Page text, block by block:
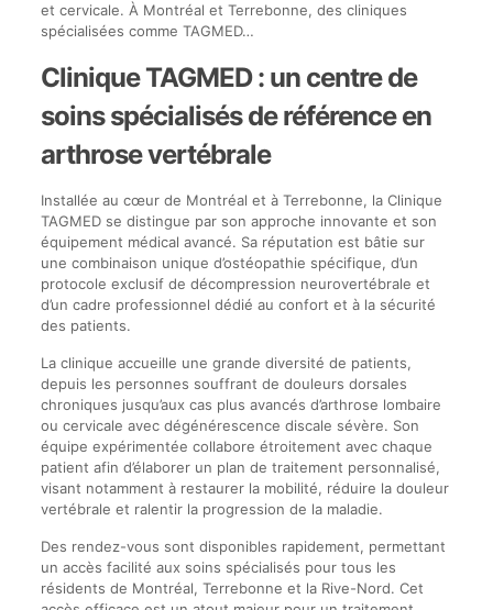
et cervicale. À Montréal et Terrebonne, des cliniques
spécialisées comme TAGMED…
Clinique TAGMED : un centre de
soins spécialisés de référence en
arthrose vertébrale
Installée au cœur de Montréal et à Terrebonne, la Clinique
TAGMED se distingue par son approche innovante et son
équipement médical avancé. Sa réputation est bâtie sur
une combinaison unique d’ostéopathie spécifique, d’un
protocole exclusif de décompression neurovertébrale et
d’un cadre professionnel dédié au confort et à la sécurité
des patients.
La clinique accueille une grande diversité de patients,
depuis les personnes souffrant de douleurs dorsales
chroniques jusqu’aux cas plus avancés d’arthrose lombaire
ou cervicale avec dégénérescence discale sévère. Son
équipe expérimentée collabore étroitement avec chaque
patient afin d’élaborer un plan de traitement personnalisé,
visant notamment à restaurer la mobilité, réduire la douleur
vertébrale et ralentir la progression de la maladie.
Des rendez-vous sont disponibles rapidement, permettant
un accès facilité aux soins spécialisés pour tous les
résidents de Montréal, Terrebonne et la Rive-Nord. Cet